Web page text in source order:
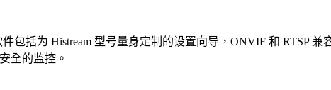
包括为 Histream 型号量身定制的设置向导，ONVIF 和 RTSP
全的监控。